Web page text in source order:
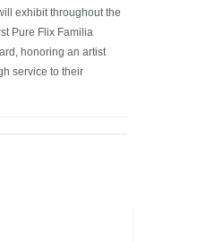
exhibit throughout the
Pure Flix Familia
honoring an artist
service to their